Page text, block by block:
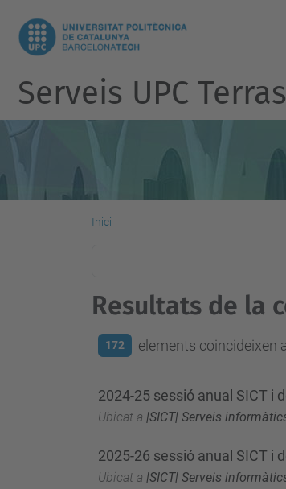
Serveis UPC
Inici
Resultats de la
172 elements coincideixen
2024-25 sessió anual SICT i
Ubicat a |SICT| Serveis
2025-26 sessió anual SICT i
Ubicat a |SICT| Serveis